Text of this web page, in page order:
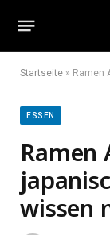
Startseite » Ramen
ESSEN
Ramen
wissen